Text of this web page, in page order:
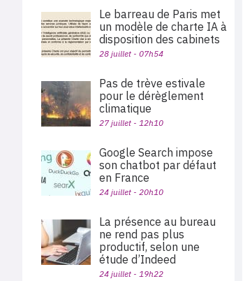
Le barreau de Paris met
un modèle de charte IA à
disposition des cabinets
28 juillet - 07h54
Pas de trève estivale
pour le dérèglement
climatique
27 juillet - 12h10
Google Search impose
son chatbot par défaut
en France
24 juillet - 20h10
La présence au bureau
ne rend pas plus
productif, selon une
étude d’Indeed
24 juillet - 19h22